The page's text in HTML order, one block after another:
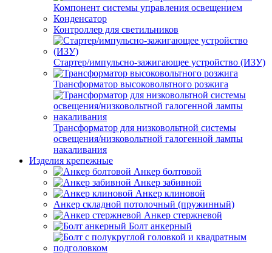
Компонент системы управления освещением
Конденсатор
Контроллер для светильников
Стартер/импульсно-зажигающее устройство (ИЗУ)
Трансформатор высоковольтного розжига
Трансформатор для низковольтной системы
освещения/низковольтной галогенной лампы
накаливания
Изделия крепежные
Анкер болтовой
Анкер забивной
Анкер клиновой
Анкер складной потолочный (пружинный)
Анкер стержневой
Болт анкерный